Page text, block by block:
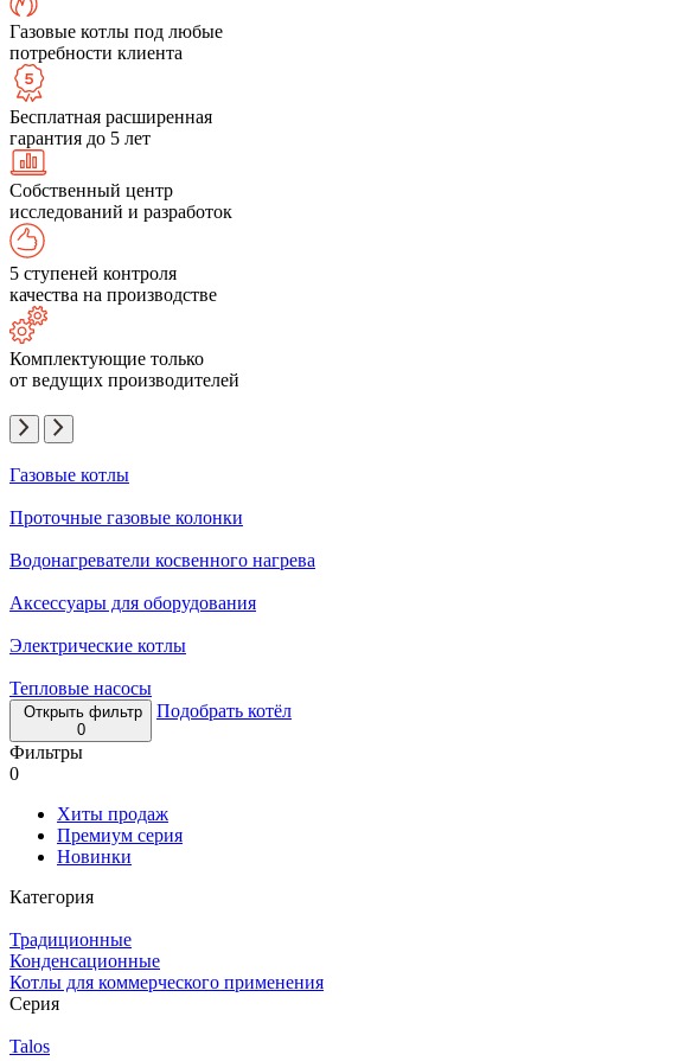
Газовые котлы под любые
потребности клиента
Бесплатная расширенная
гарантия до 5 лет
Собственный центр
исследований и разработок
5 ступеней контроля
качества на производстве
Комплектующие только
от ведущих производителей
Газовые котлы
Проточные газовые колонки
Водонагреватели косвенного нагрева
Аксессуары для оборудования
Электрические котлы
Тепловые насосы
Открыть фильтр
0
Подобрать котёл
Фильтры
0
Хиты продаж
Премиум серия
Новинки
Категория
Традиционные
Конденсационные
Котлы для коммерческого применения
Серия
Talos